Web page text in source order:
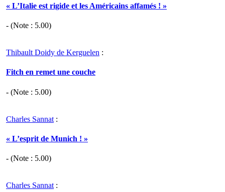
« L’Italie est rigide et les Américains affamés ! »
- (Note : 5.00)
Thibault Doidy de Kerguelen :
Fitch en remet une couche
- (Note : 5.00)
Charles Sannat :
« L’esprit de Munich ! »
- (Note : 5.00)
Charles Sannat :